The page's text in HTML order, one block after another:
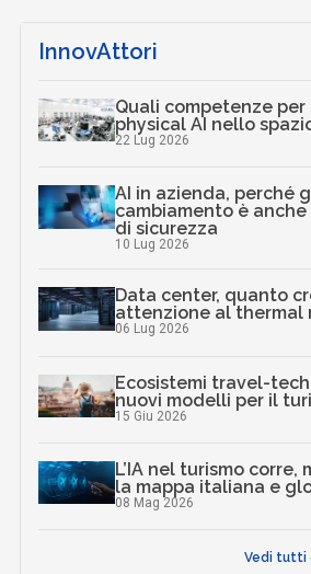
InnovAttori
Quali competenze
physical AI nello
22 Lug 2026
AI in azienda, perché
cambiamento è
di sicurezza
10 Lug 2026
Data center, quanto
attenzione al thermal
06 Lug 2026
Ecosistemi travel-
nuovi modelli per il
15 Giu 2026
L’IA nel turismo corre,
la mappa italiana e
08 Mag 2026
Vedi tutti